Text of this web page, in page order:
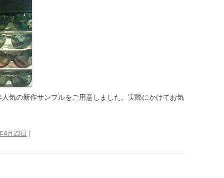
気の新作サンプルをご用意しました。実際にかけてお気
4月23日